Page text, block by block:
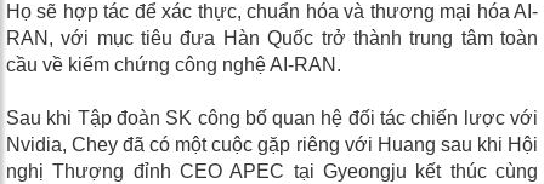
Họ sẽ hợp tác để xác thực, chuẩn hóa và thương mại hóa AI-
RAN, với mục tiêu đưa Hàn Quốc trở thành trung tâm toàn
cầu về kiểm chứng công nghệ AI-RAN.
Sau khi Tập đoàn SK công bố quan hệ đối tác chiến lược với
Nvidia, Chey đã có một cuộc gặp riêng với Huang sau khi Hội
nghị Thượng đỉnh CEO APEC tại Gyeongju kết thúc cùng